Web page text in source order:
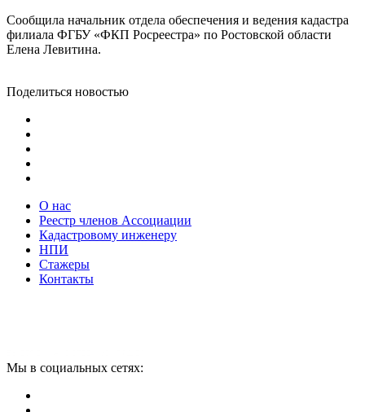
Сообщила начальник отдела обеспечения и ведения кадастра
филиала ФГБУ «ФКП Росреестра» по Ростовской области
Елена Левитина.
Поделиться новостью
О нас
Реестр членов Ассоциации
Кадастровому инженеру
НПИ
Стажеры
Контакты
Мы в социальных сетях: